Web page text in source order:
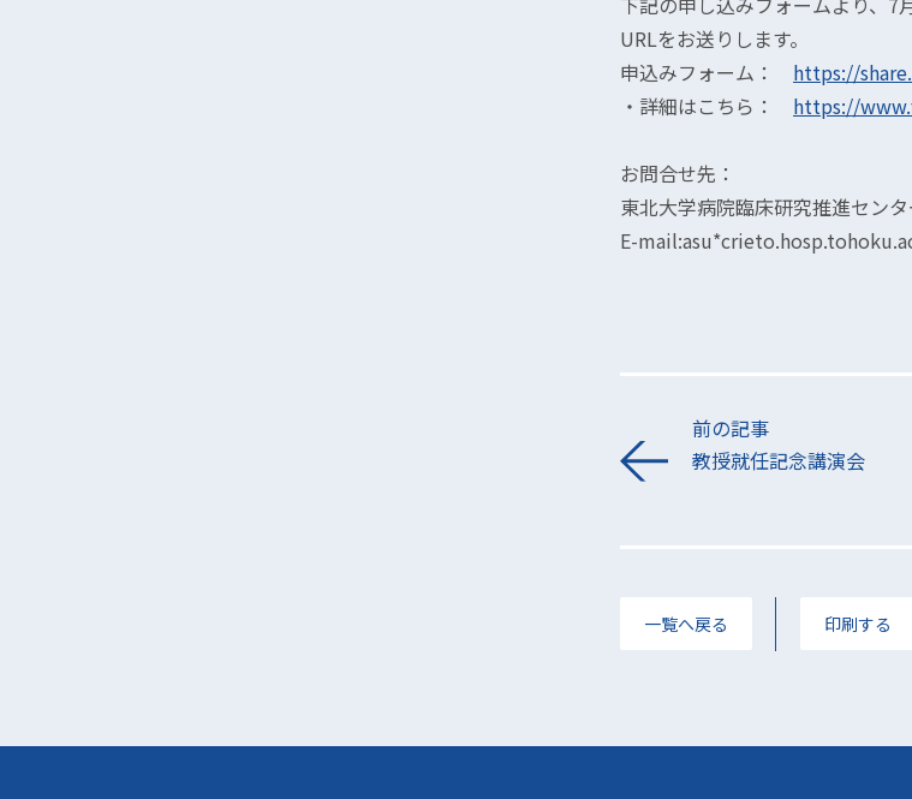
URLをお送りします。
申込みフォーム： https://
・詳細はこちら： https://
お問合せ先：
東北大学病院臨床研究推進セン
E-
前の記事
教授就任記念講演会
一覧へ戻る 印刷する